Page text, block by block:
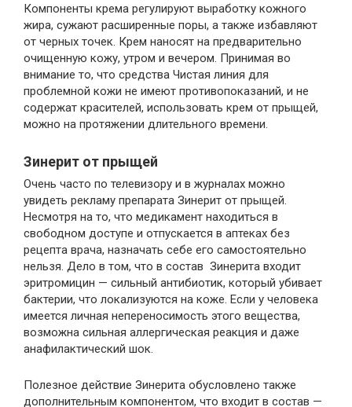
Компоненты крема регулируют выработку кожного
жира, сужают расширенные поры, а также избавляют
от черных точек. Крем наносят на предварительно
очищенную кожу, утром и вечером. Принимая во
внимание то, что средства Чистая линия для
проблемной кожи не имеют противопоказаний, и не
содержат красителей, использовать крем от прыщей,
можно на протяжении длительного времени.
Зинерит от прыщей
Очень часто по телевизору и в журналах можно
увидеть рекламу препарата Зинерит от прыщей.
Несмотря на то, что медикамент находиться в
свободном доступе и отпускается в аптеках без
рецепта врача, назначать себе его самостоятельно
нельзя. Дело в том, что в состав Зинерита входит
эритромицин — сильный антибиотик, который убивает
бактерии, что локализуются на коже. Если у человека
имеется личная непереносимость этого вещества,
возможна сильная аллергическая реакция и даже
анафилактический шок.
Полезное действие Зинерита обусловлено также
дополнительным компонентом, что входит в состав —